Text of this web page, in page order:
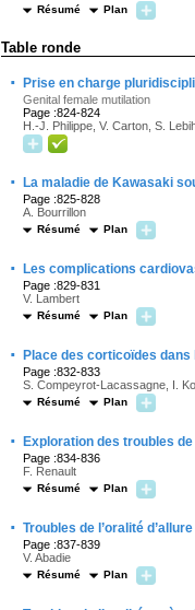
Résumé Plan
Table ronde
· Prise en charge
Genital female mutilation
Page :824-824
H.-J. Philippe, V. Carton, S.
· La maladie de Kawasaki
Page :825-828
A. Bourrillon
Résumé Plan
· Les complications
Page :829-831
V. Lambert
Résumé Plan
· Place des corticoïdes
Page :832-833
S. Compeyrot-Lacassagne, I.
Résumé Plan
· Exploration des troubles
Page :834-836
F. Renault
Résumé Plan
· Troubles de l’oralité
Page :837-839
V. Abadie
Résumé Plan